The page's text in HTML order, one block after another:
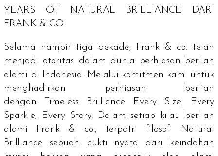
YEARS OF NATURAL BRILLIANCE DARI
FRANK & CO.
Selama hampir tiga dekade, Frank & co. telah
menjadi otoritas dalam dunia perhiasan berlian
alami di Indonesia. Melalui komitmen kami untuk
menghadirkan perhiasan berlian
dengan
Timeless Brilliance Every Size, Every
Sparkle, Every Story. Dalam setiap kilau berlian
alami Frank & co., terpatri filosofi Natural
Brilliance sebuah bukti nyata dari keindahan